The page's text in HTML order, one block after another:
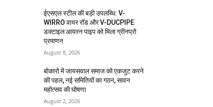
ईएसएल स्टील की बड़ी उपलब्धि: V-
WIRRO वायर रॉड और V-DUCPIPE
डक्टाइल आयरन पाइप को मिला ग्रीनप्रो
प्रमाणन
August 8, 2026
बोकारो में जायसवाल समाज को एकजुट करने
की पहल, नई समितियों का गठन, सावन
महोत्सव की घोषणा
August 2, 2026